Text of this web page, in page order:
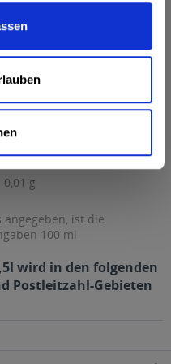
29 kcal / 121 kJ
0,5 g
0 g
6,8 g
6,8 g
0 g
0,01 g
ist die
100 ml
wird in den folgenden
Postleitzahl-Gebieten